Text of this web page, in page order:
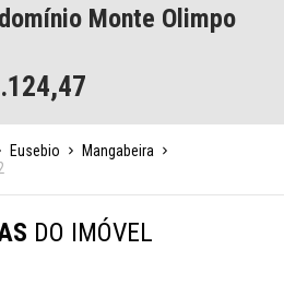
Monte Olimpo
Eusebio
Mangabeira
DO IMÓVEL